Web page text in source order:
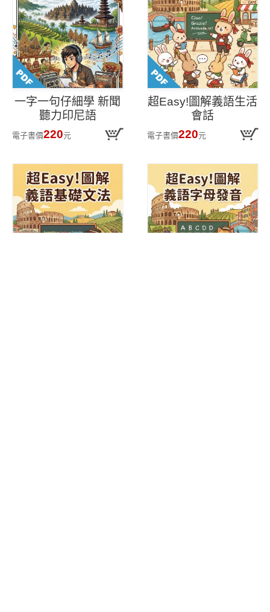
一字一句仔細學 新聞
聽力印尼語
電子書價220元
超Easy!圖解義語生活
會話
電子書價220元